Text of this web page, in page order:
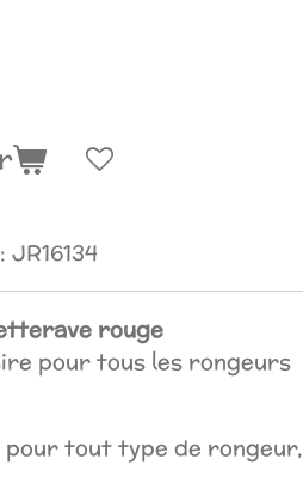
JR16134
rouge
pour tous les rongeurs
pour tout type de rongeur,